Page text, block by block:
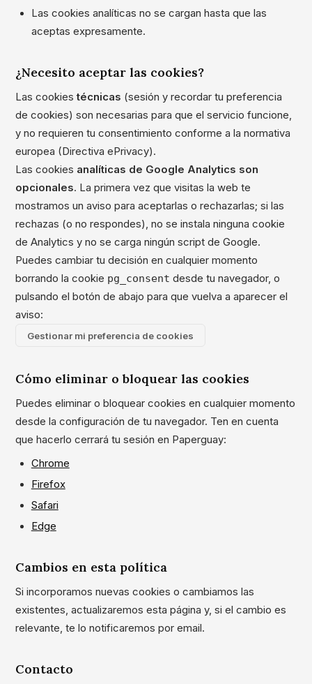
Las cookies analíticas no se cargan hasta que las
aceptas expresamente.
¿Necesito aceptar las cookies?
Las cookiestécnicas (sesión y recordar tu preferencia
de cookies) son necesarias para que el servicio funcione,
y no requieren tu consentimiento conforme a la normativa
europea (Directiva ePrivacy).
Las cookies analíticas de Google Analytics son
opcionales. La primera vez que visitas la web te
mostramos un aviso para aceptarlas o rechazarlas; si las
rechazas (o no respondes), no se instala ninguna cookie
de Analytics y no se carga ningún script de Google.
Puedes cambiar tu decisión en cualquier momento
borrando la cookie pg_consent desde tu navegador, o
pulsando el botón de abajo para que vuelva a aparecer el
aviso:
Gestionar mi preferencia de cookies
Cómo eliminar o bloquear las cookies
Puedes eliminar o bloquear cookies en cualquier momento
desde la configuración de tu navegador. Ten en cuenta
que hacerlo cerrará tu sesión en Paperguay:
Chrome
Firefox
Safari
Edge
Cambios en esta política
Si incorporamos nuevas cookies o cambiamos las
existentes, actualizaremos esta página y, si el cambio es
relevante, te lo notificaremos por email.
Contacto